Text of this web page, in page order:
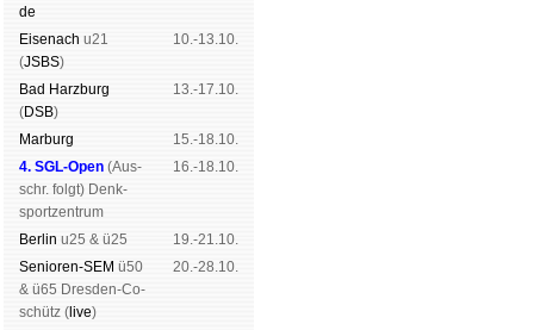
de
Eise­nach u21
(JSBS)
10.-13.10.
Bad Harz­burg
(DSB)
13.-17.10.
Mar­burg
15.-18.10.
4. SGL-Open (Aus­
schr. folgt) Denk­
sport­zen­trum
16.-18.10.
Ber­lin u25 & ü25
19.-21.10.
Senioren-SEM ü50
& ü65 Dres­den-Co­
schütz ( live)
20.-28.10.